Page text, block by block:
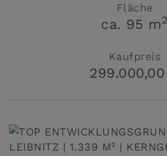
Fläche
ca. 95 m2
Kaufpreis